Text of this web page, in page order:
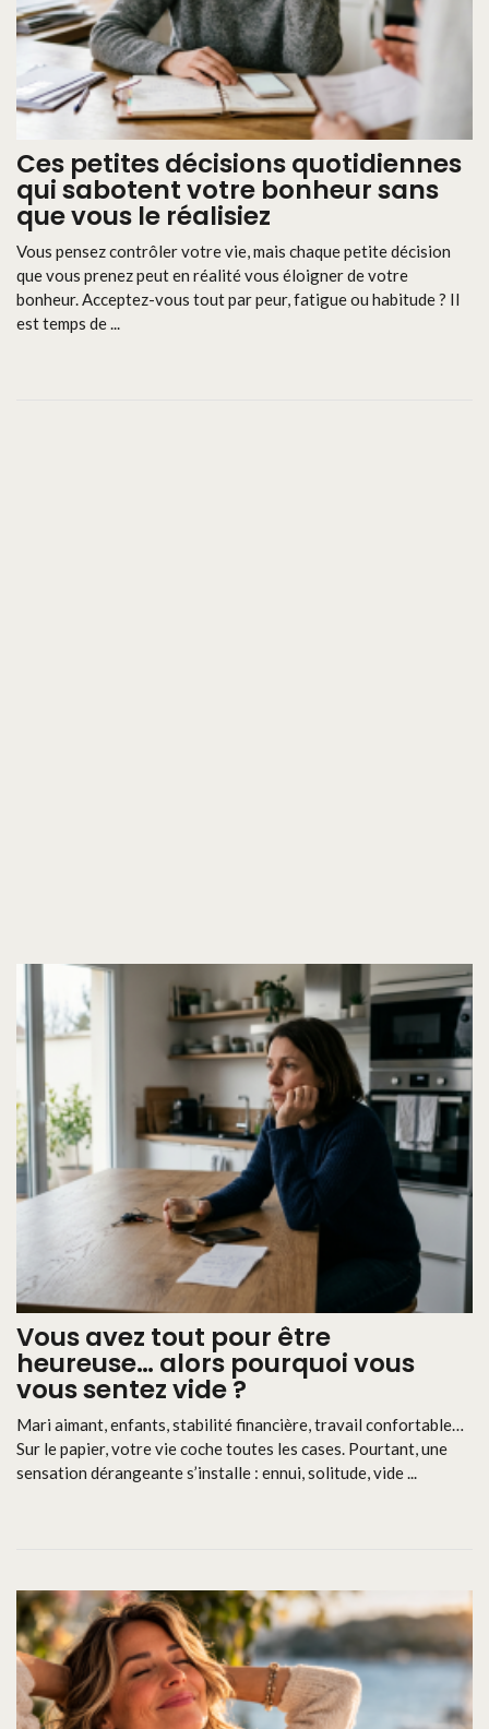
Ces petites décisions quotidiennes
qui sabotent votre bonheur sans
que vous le réalisiez
Vous pensez contrôler votre vie, mais chaque petite décision
que vous prenez peut en réalité vous éloigner de votre
bonheur. Acceptez-vous tout par peur, fatigue ou habitude ? Il
est temps de ...
Vous avez tout pour être
heureuse… alors pourquoi vous
vous sentez vide ?
Mari aimant, enfants, stabilité financière, travail confortable…
Sur le papier, votre vie coche toutes les cases. Pourtant, une
sensation dérangeante s’installe : ennui, solitude, vide ...